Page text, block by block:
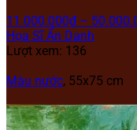
11.000.000₫ –
Họa Sĩ Ẩn Danh
Lượt xem: 136
Màu nước, 55x75 cm